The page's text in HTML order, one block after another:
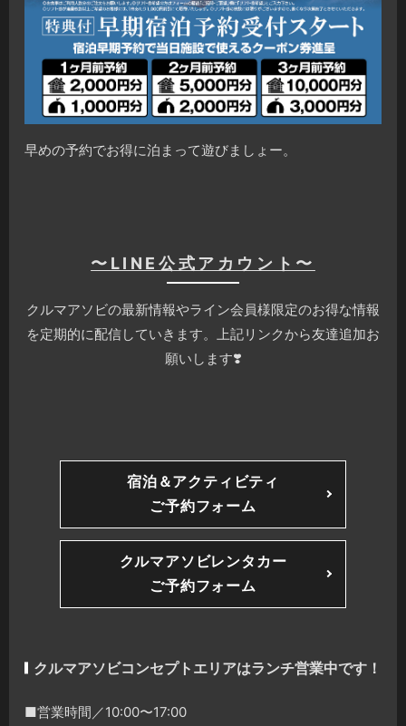
早めの予約でお得に泊まって遊びましょー。
〜LINE公式アカウント〜
クルマアソビの最新情報やライン会員様限定のお得な情報
を定期的に配信していきます。上記リンクから友達追加お
願いします❣️
宿泊＆アクティビティ
ご予約フォーム
クルマアソビレンタカー
ご予約フォーム
クルマアソビコンセプトエリアはランチ営業中です！
■営業時間／10:00〜17:00